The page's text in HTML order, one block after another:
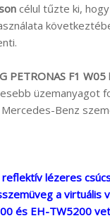
célul tűzte ki,
PETRONAS F1 W05
üzemanyagot
Benz
reflektív lézeres
a virtuális
és EH-TW5200